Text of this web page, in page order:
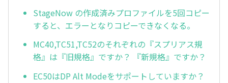
StageNow の作成済みプロファイルを5回コピー
すると、エラーとなりコピーできなくなる。
MC40,TC51,TC52のそれぞれの『スプリアス規
格』は『旧規格』ですか？ 『新規格』ですか？
EC50はDP Alt Modeをサポートしていますか？